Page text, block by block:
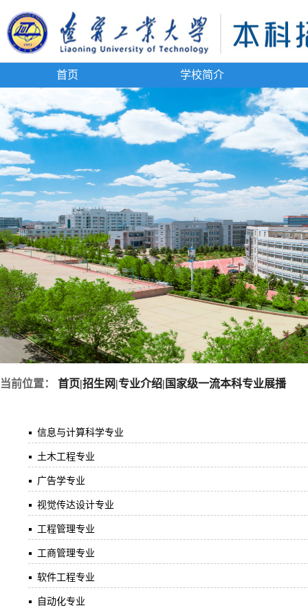
首页 学校简介
当前位置： 首页|招生网|专业介绍| 国家级一流本科专业展播
信息与计算科学专业
土木工程专业
广告学专业
视觉传达设计专业
工程管理专业
工商管理专业
软件工程专业
自动化专业